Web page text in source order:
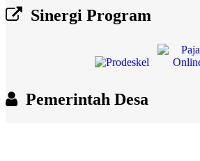
Sinergi Program
Pemerintah Desa